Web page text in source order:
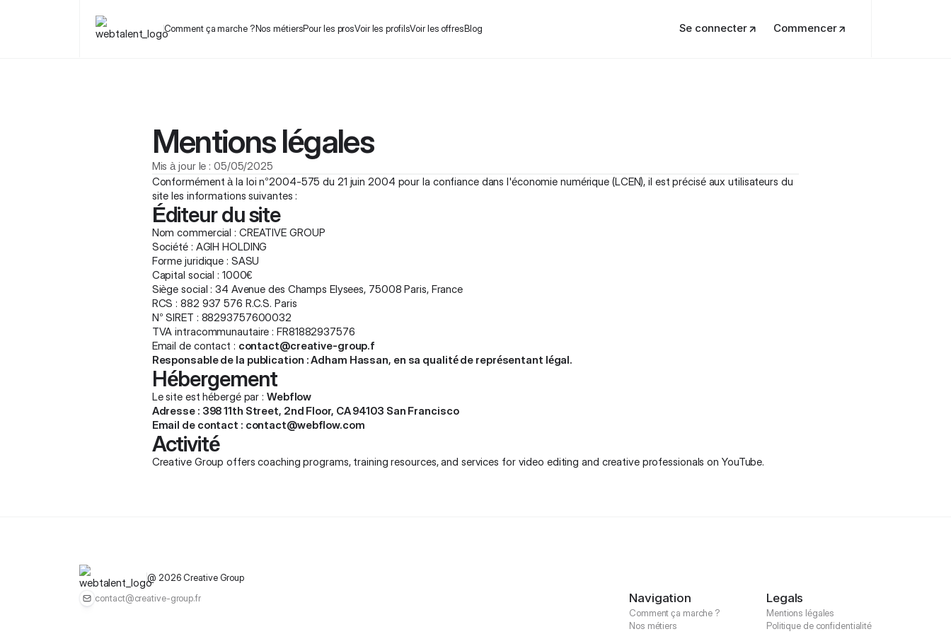
Comment ça marche ?Nos métiersPour les prosVoir les profilsVoir les offresBlog Se connecter Commencer
Mentions légales
Mis à jour le : 05/05/2025
Conformément à la loi n°2004-575 du 21 juin 2004 pour la confiance dans l'économie numérique (LCEN), il est précisé aux utilisateurs du
site les informations suivantes :
Éditeur du site
Nom commercial : CREATIVE GROUP
Société : AGIH HOLDING
Forme juridique : SASU
Capital social : 1000€
Siège social : 34 Avenue des Champs Elysees, 75008 Paris, France
RCS : 882 937 576 R.C.S. Paris
N° SIRET : 88293757600032
TVA intracommunautaire : FR81882937576
Email de contact : contact@creative-group.f
Responsable de la publication : Adham Hassan, en sa qualité de représentant légal.
Hébergement
Le site est hébergé par : Webflow
Adresse : 398 11th Street, 2nd Floor, CA 94103 San Francisco
Email de contact : contact@webflow.com
Activité
Creative Group offers coaching programs, training resources, and services for video editing and creative professionals on YouTube.
@ 2026 Creative Group
contact@creative-group.fr
Navigation
Comment ça marche ?
Nos métiers
Legals
Mentions légales
Politique de confidentialité